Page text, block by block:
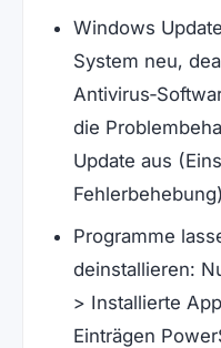
Windows
System neu,
die
Update aus
Programme
deinstallieren:
> Installierte
Einträgen